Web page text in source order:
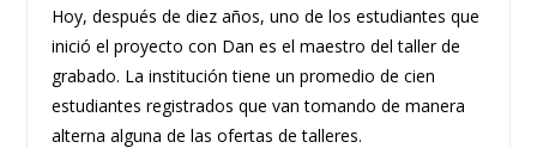
Hoy, después de diez años, uno de los estudiantes que
inició el proyecto con Dan es el maestro del taller de
grabado. La institución tiene un promedio de cien
estudiantes registrados que van tomando de manera
alterna alguna de las ofertas de talleres.